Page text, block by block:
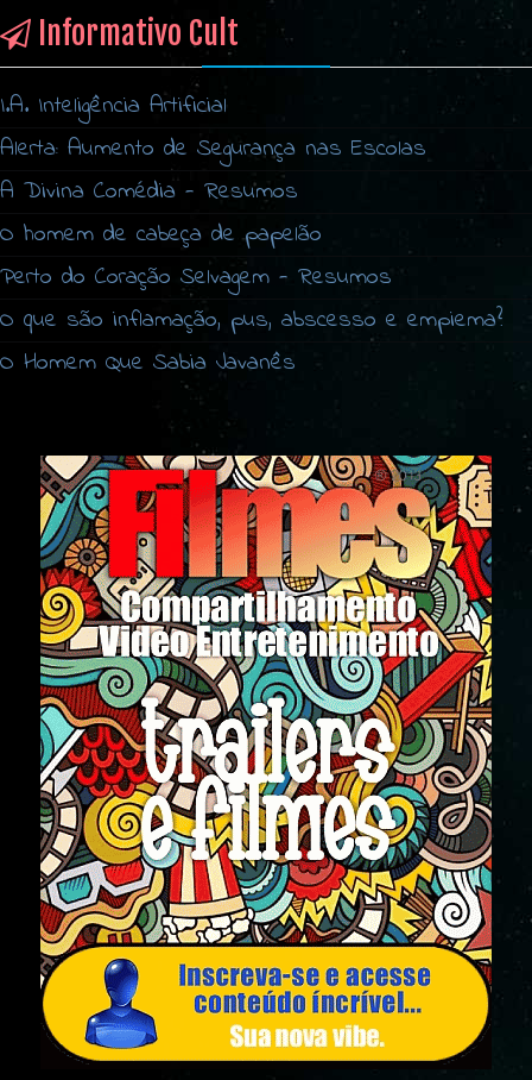
Informativo Cult
I.A. Inteligência Artificial
Alerta: Aumento de Segurança nas Escolas
A Divina Comédia - Resumos
O homem de cabeça de papelão
Perto do Coração Selvagem - Resumos
O que são inflamação, pus, abscesso e empiema?
O Homem Que Sabia Javanês